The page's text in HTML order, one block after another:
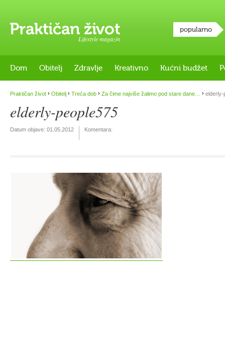
Lifestyle magazin
popularno
Dom Obitelj Zdravlje Kreativno Kućni budžet
Praktičan život › Obitelj › Treća dob › Za čime najviše žalimo pod stare dane… › elderly-
elderly-people575
Datum objave: 01.05.2012 Komentara: